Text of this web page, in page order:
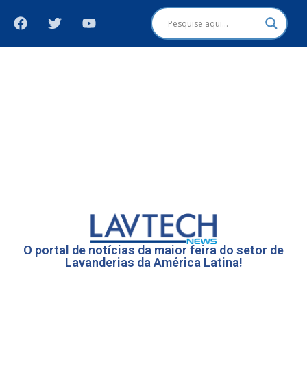
O portal de notícias da maior feira do setor de
Lavanderias da América Latina!